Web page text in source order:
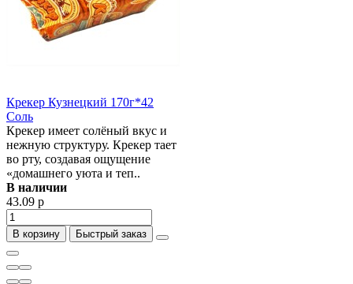
Крекер Кузнецкий 170г*42
Соль
Крекер имеет солёный вкус и
нежную структуру. Крекер тает
во рту, создавая ощущение
«домашнего уюта и теп..
В наличии
43.09 р
В корзину Быстрый заказ